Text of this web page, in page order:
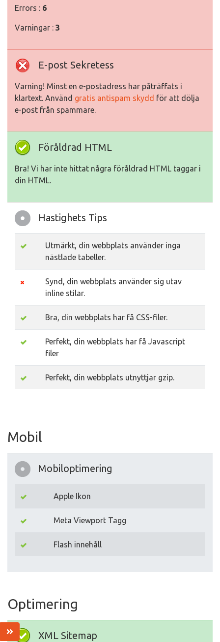
Errors : 6
Varningar : 3
E-post Sekretess
Varning! Minst en e-postadress har påträffats i
klartext. Använd gratis antispam skydd för att dölja
e-post från spammare.
Föråldrad HTML
Bra! Vi har inte hittat några föråldrad HTML taggar i
din HTML.
Hastighets Tips
Utmärkt, din webbplats använder inga
nästlade tabeller.
Synd, din webbplats använder sig utav
inline stilar.
Bra, din webbplats har få CSS-filer.
Perfekt, din webbplats har få Javascript
filer
Perfekt, din webbplats utnyttjar gzip.
Mobil
Mobiloptimering
Apple Ikon
Meta Viewport Tagg
Flash innehåll
Optimering
XML Sitemap